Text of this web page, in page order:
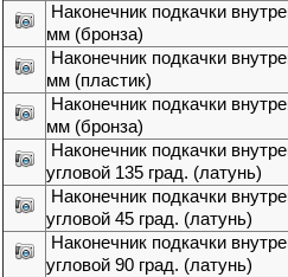
Наконечник подкачки
мм (бронза)
Наконечник подкачки
мм (пластик)
Наконечник подкачки
мм (бронза)
Наконечник подкачки
угловой 135 град. (латунь)
Наконечник подкачки
угловой 45 град. (латунь)
Наконечник подкачки
угловой 90 град. (латунь)